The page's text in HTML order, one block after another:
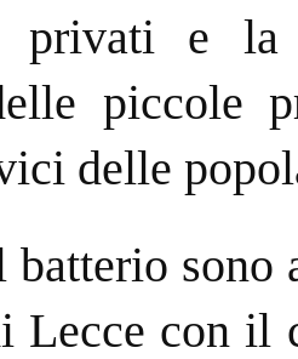
e la
piccole
delle
batterio sono
Lecce con il